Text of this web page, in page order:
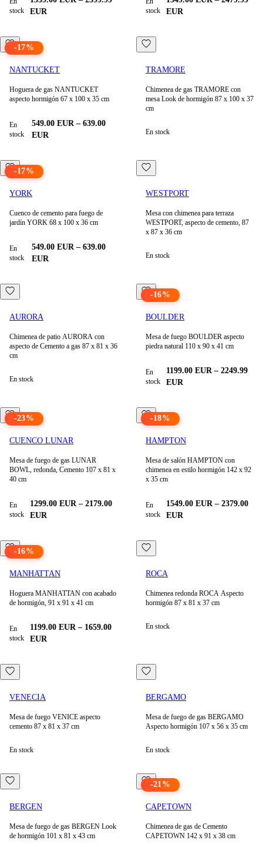
stock
EUR
stock
EUR
-17%
NANTUCKET
Hoguera de gas NANTUCKET
aspecto hormigón 67 x 100 x 35 cm
En
stock
549.00 EUR – 639.00
EUR
TRAMORE
Chimenea de gas TRAMORE con
mesa Look de hormigón 87 x 100 x 37
cm
En stock
-17%
YORK
Cuenco de cemento para fuego de
jardín YORK 68 x 100 x 36 cm
En
stock
549.00 EUR – 639.00
EUR
WESTPORT
Mesa con chimenea para terraza
WESTPORT, aspecto de cemento, 87
x 87 x 36 cm
En stock
AURORA
Chimenea de patio AURORA con
aspecto de Cemento a gas 87 x 81 x 36
cm
En stock
-16%
BOULDER
Mesa de fuego BOULDER aspecto
piedra natural 110 x 90 x 41 cm
En
stock
1199.00 EUR –2249.99
EUR
-23%
CUENCO LUNAR
Mesa de fuego de gas LUNAR
BOWL, redonda, Cemento 107 x 81 x
40 cm
En
stock
1299.00 EUR –2179.00
EUR
-18%
HAMPTON
Mesa de salón HAMPTON con
chimenea en estilo hormigón 142 x 92
x 35 cm
En
stock
1549.00 EUR –2379.00
EUR
-16%
MANHATTAN
Hoguera MANHATTAN con acabado
de hormigón, 91 x 91 x 41 cm
En
stock
1199.00 EUR – 1659.00
EUR
ROCA
Chimenea redonda ROCA Aspecto
hormigón 87 x 81 x 37 cm
En stock
VENECIA
Mesa de fuego VENICE aspecto
cemento 87 x 81 x 37 cm
En stock
BERGAMO
Mesa de fuego de gas BERGAMO
Aspecto hormigón 107 x 56 x 35 cm
En stock
BERGEN
Mesa de fuego de gas BERGEN Look
de hormigón 101 x 81 x 43 cm
-21%
CAPETOWN
Chimenea de gas de Cemento
CAPETOWN 142 x 91 x 38 cm